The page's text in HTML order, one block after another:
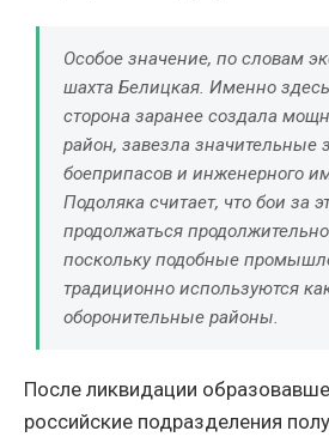
Особое значение, по словам
шахта Белицкая. Именно
сторона заранее создала
район, завезла значительные
боеприпасов и инженерного
Подоляка считает, что бои за
продолжаться
поскольку подобные
традиционно используются
оборонительные районы.
После ликвидации
российские подразделения